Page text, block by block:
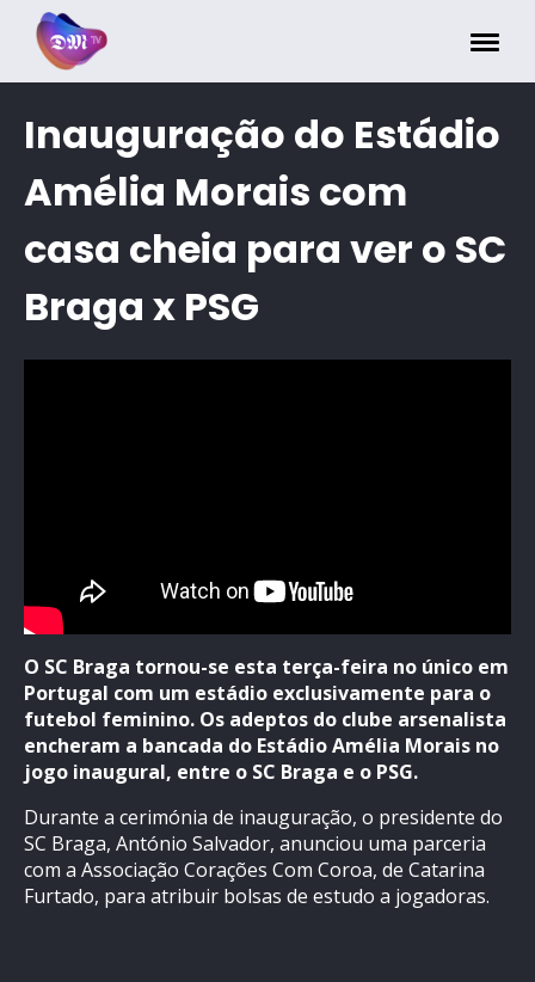
Inauguração do Estádio
Amélia Morais com
casa cheia para ver o SC
Braga x PSG
O SC Braga tornou-se esta terça-feira no único em
Portugal com um estádio exclusivamente para o
futebol feminino. Os adeptos do clube arsenalista
encheram a bancada do Estádio Amélia Morais no
jogo inaugural, entre o SC Braga e o PSG.
Durante a cerimónia de inauguração, o presidente do
SC Braga, António Salvador, anunciou uma parceria
com a Associação Corações Com Coroa, de Catarina
Furtado, para atribuir bolsas de estudo a jogadoras.
Painel de Gerenciamento de Cookies